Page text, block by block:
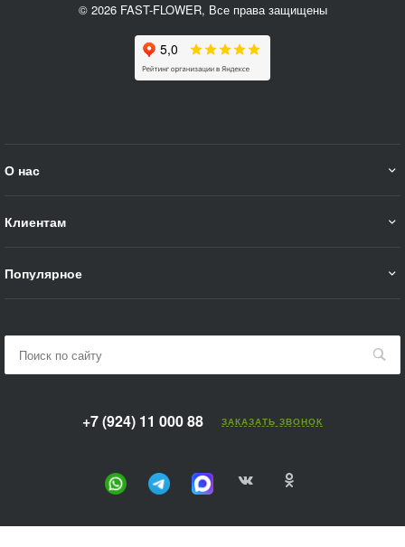
© 2026 FAST-FLOWER, Все права защищены
О нас
Клиентам
Популярное
+7 (924) 11 000 88 ЗАКАЗАТЬ ЗВОНОК